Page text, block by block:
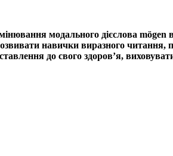
модального дієслова mögen
навички виразного читання,
до свого здоров’я,